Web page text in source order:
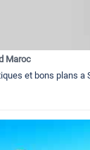
Maroc
et bons plans a